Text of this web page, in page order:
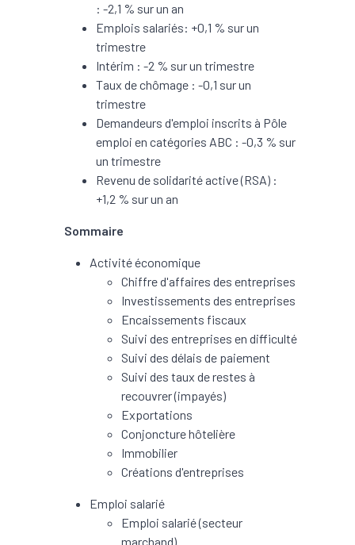
: -2,1 % sur un an
Emplois salariés: +0,1 % sur un
trimestre
Intérim : -2 % sur un trimestre
Taux de chômage : -0,1 sur un
trimestre
Demandeurs d'emploi inscrits à Pôle
emploi en catégories ABC : -0,3 % sur
un trimestre
Revenu de solidarité active (RSA) :
+1,2 % sur un an
Sommaire
Activité économique
Chiffre d'affaires des entreprises
Investissements des entreprises
Encaissements fiscaux
Suivi des entreprises en difficulté
Suivi des délais de paiement
Suivi des taux de restes à
recouvrer (impayés)
Exportations
Conjoncture hôtelière
Immobilier
Créations d'entreprises
Emploi salarié
Emploi salarié (secteur
marchand)